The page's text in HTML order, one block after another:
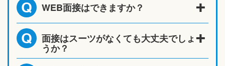
Q WEB面接はできますか？
Q 面接はスーツがなくても大丈夫でしょ
うか？